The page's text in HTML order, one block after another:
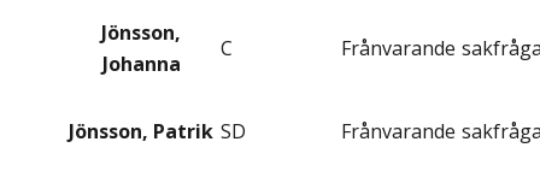
Jönsson,
Johanna
C Frånvarande
Jönsson, Patrik SD Frånvarande